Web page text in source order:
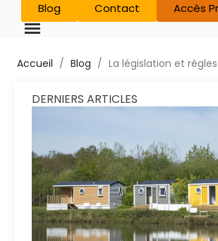
Blog Contact Accès
Accueil Blog La législation et
DERNIERS ARTICLES